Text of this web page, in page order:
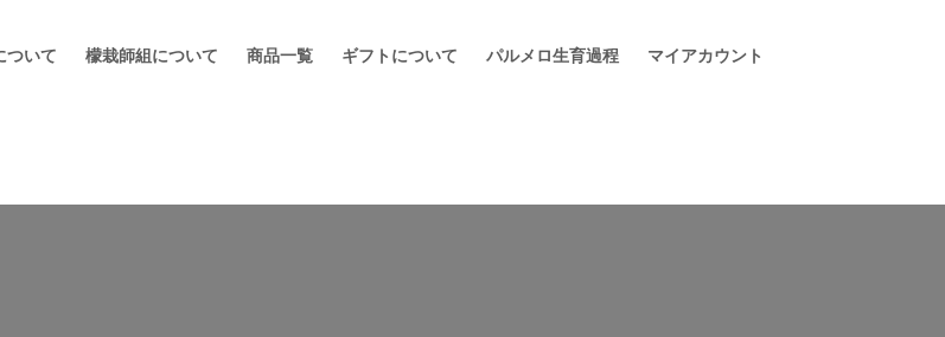
ついて 檬栽師組について 商品一覧 ギフトについて パルメロ生育過程 マイアカウント